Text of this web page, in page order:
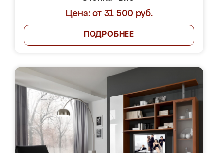
Цена: от 31 500 руб.
ПОДРОБНЕЕ